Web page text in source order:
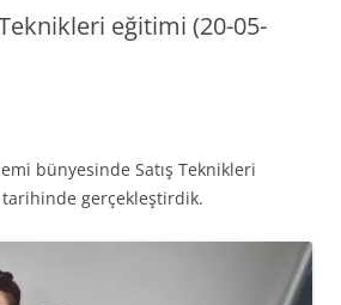
Teknikleri eğitimi (20-05-
bünyesinde Satış Teknikleri
gerçekleştirdik.